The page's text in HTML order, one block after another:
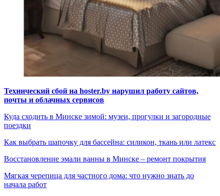
Технический сбой на hoster.by нарушил работу сайтов,
почты и облачных сервисов
Куда сходить в Минске зимой: музеи, прогулки и загородные
поездки
Как выбрать шапочку для бассейна: силикон, ткань или латекс
Восстановление эмали ванны в Минске – ремонт покрытия
Мягкая черепица для частного дома: что нужно знать до
начала работ